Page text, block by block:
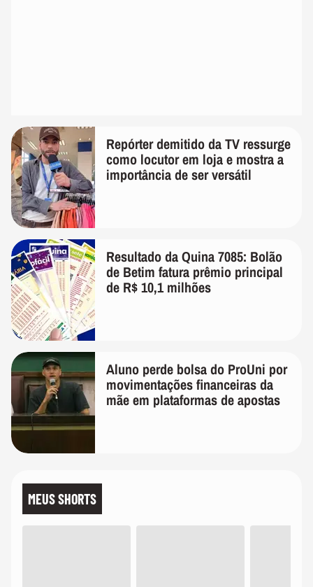
Repórter demitido da TV ressurge
como locutor em loja e mostra a
importância de ser versátil
Resultado da Quina 7085: Bolão
de Betim fatura prêmio principal
de R$ 10,1 milhões
Aluno perde bolsa do ProUni por
movimentações financeiras da
mãe em plataformas de apostas
MEUS SHORTS